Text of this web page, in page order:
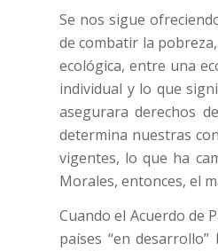
Se nos sigue
de combatir la
ecológica, entre una
individual y lo que
asegurara derechos
determina nuestras
vigentes, lo que ha
Morales, entonces, el
Cuando el Acuerdo de
países “en